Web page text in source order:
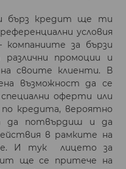
бърз кредит ще ти
условия
компаниите за бързи
промоции и
на своите клиенти. В
възможност да се
оферти или
по кредита, вероятно
да потвърдиш и да
в рамките на
И тук лицето за
ще се притече на